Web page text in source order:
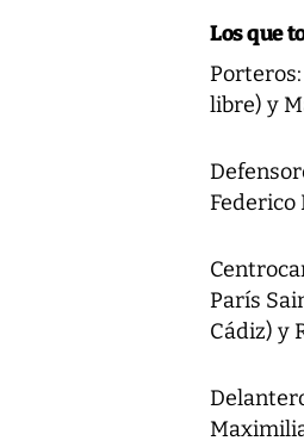
Los que
libre) y
Federico
París
Cádiz) y